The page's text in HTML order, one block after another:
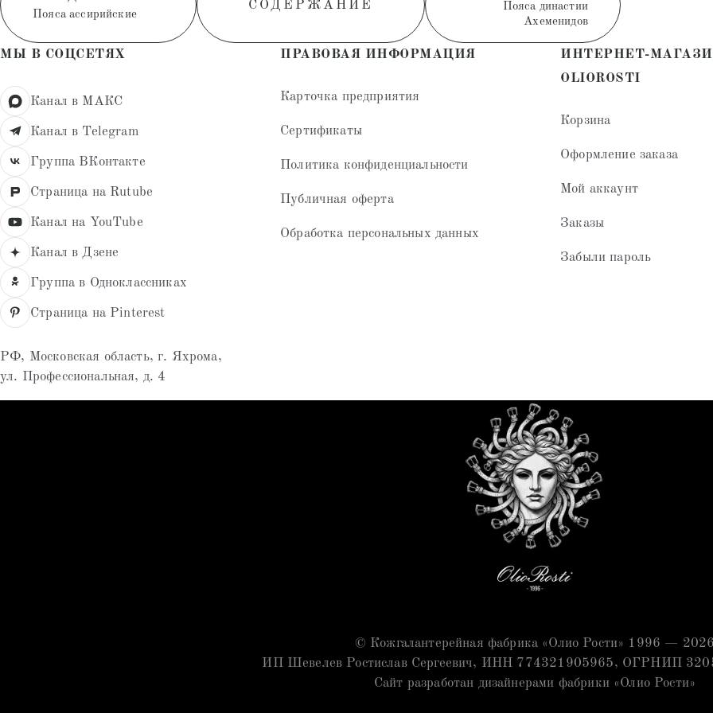
Пояса ассирийские
СОДЕРЖАНИЕ
Пояса династии
Ахеменидов
МЫ В СОЦСЕТЯХ
Канал в МАКС
Канал в Telegram
Группа ВКонтакте
Страница на Rutube
Канал на YouTube
Канал в Дзене
Группа в Одноклассниках
Страница на Pinterest
РФ, Московская область, г. Яхрома,
ул. Профессиональная, д. 4
ПРАВОВАЯ ИНФОРМАЦИЯ
Карточка предприятия
Сертификаты
Политика конфиденциальности
Публичная оферта
Обработка персональных данных
ИНТЕРНЕТ-
OLIOROSTI
Корзина
Оформление заказа
Мой аккаунт
Заказы
Забыли пароль
© Кожгалантерейная фабрика «Олио Рости» 1996 — 2026
ИП Шевелев Ростислав Сергеевич, ИНН 774321905965, ОГРНИП
Сайт разработан дизайнерами фабрики «Олио Рости»